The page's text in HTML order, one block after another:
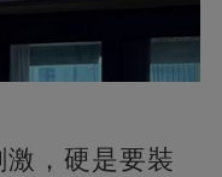
，硬是要裝